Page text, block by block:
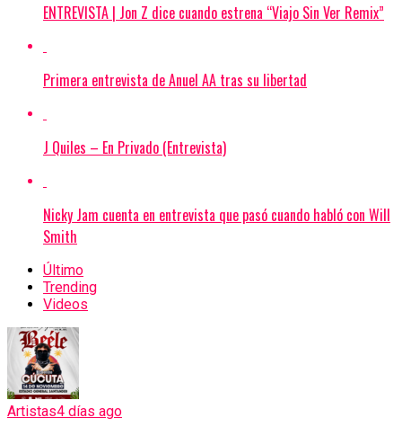
ENTREVISTA | Jon Z dice cuando estrena “Viajo Sin Ver Remix”
Primera entrevista de Anuel AA tras su libertad
J Quiles – En Privado (Entrevista)
Nicky Jam cuenta en entrevista que pasó cuando habló con Will
Smith
Último
Trending
Videos
Artistas4 días ago